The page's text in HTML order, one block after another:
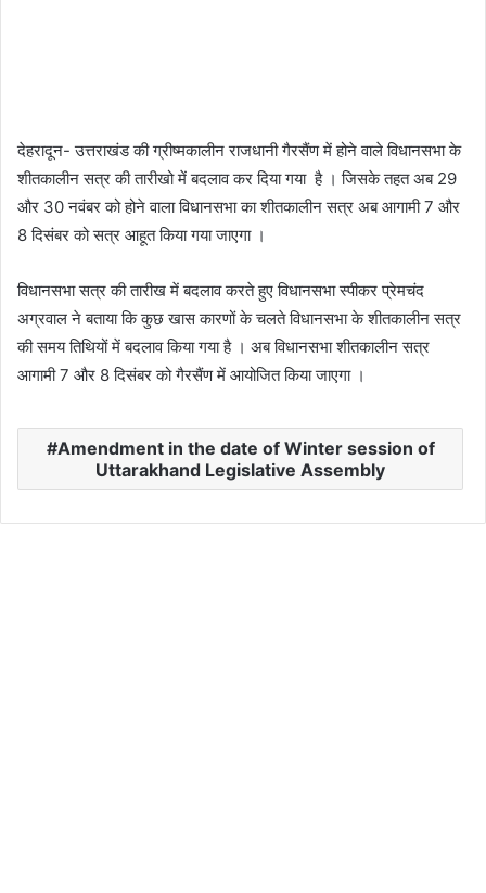
देहरादून- उत्तराखंड की ग्रीष्मकालीन राजधानी गैरसैंण में होने वाले विधानसभा के
शीतकालीन सत्र की तारीखो में बदलाव कर दिया गया है । जिसके तहत अब 29
और 30 नवंबर को होने वाला विधानसभा का शीतकालीन सत्र अब आगामी 7 और
8 दिसंबर को सत्र आहूत किया गया जाएगा ।
विधानसभा सत्र की तारीख में बदलाव करते हुए विधानसभा स्पीकर प्रेमचंद
अग्रवाल ने बताया कि कुछ खास कारणों के चलते विधानसभा के शीतकालीन सत्र
की समय तिथियों में बदलाव किया गया है । अब विधानसभा शीतकालीन सत्र
आगामी 7 और 8 दिसंबर को गैरसैंण में आयोजित किया जाएगा ।
Amendment in the date of Winter session of
Uttarakhand Legislative Assembly